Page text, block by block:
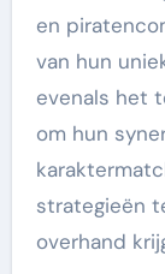
en
van hun
evenals het
om hun
strategieën
overhand